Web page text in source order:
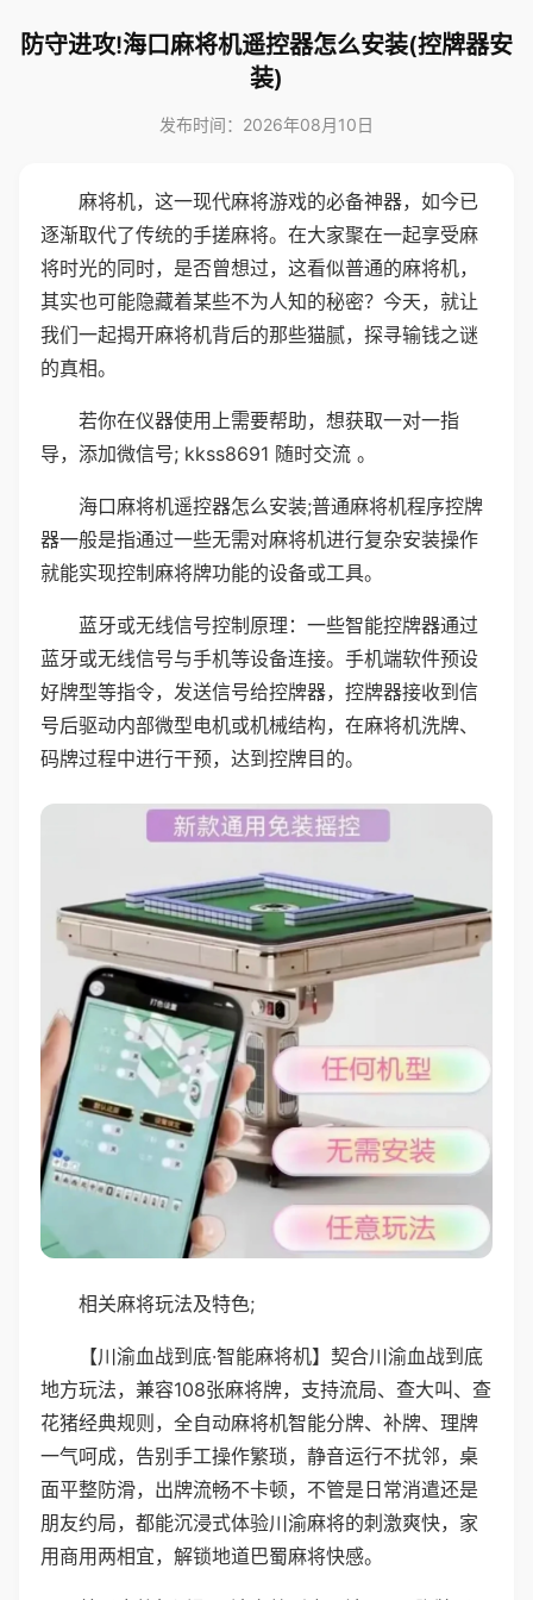
防守进攻!海口麻将机遥控器怎么安装(控牌器安
装)
发布时间：2026年08月10日
麻将机，这一现代麻将游戏的必备神器，如今已
逐渐取代了传统的手搓麻将。在大家聚在一起享受麻
将时光的同时，是否曾想过，这看似普通的麻将机，
其实也可能隐藏着某些不为人知的秘密？今天，就让
我们一起揭开麻将机背后的那些猫腻，探寻输钱之谜
的真相。
若你在仪器使用上需要帮助，想获取一对一指
导，添加微信号; kkss8691 随时交流 。
海口麻将机遥控器怎么安装;普通麻将机程序控牌
器一般是指通过一些无需对麻将机进行复杂安装操作
就能实现控制麻将牌功能的设备或工具。
蓝牙或无线信号控制原理：一些智能控牌器通过
蓝牙或无线信号与手机等设备连接。手机端软件预设
好牌型等指令，发送信号给控牌器，控牌器接收到信
号后驱动内部微型电机或机械结构，在麻将机洗牌、
码牌过程中进行干预，达到控牌目的。
相关麻将玩法及特色;
【川渝血战到底·智能麻将机】契合川渝血战到底
地方玩法，兼容108张麻将牌，支持流局、查大叫、查
花猪经典规则，全自动麻将机智能分牌、补牌、理牌
一气呵成，告别手工操作繁琐，静音运行不扰邻，桌
面平整防滑，出牌流畅不卡顿，不管是日常消遣还是
朋友约局，都能沉浸式体验川渝麻将的刺激爽快，家
用商用两相宜，解锁地道巴蜀麻将快感。